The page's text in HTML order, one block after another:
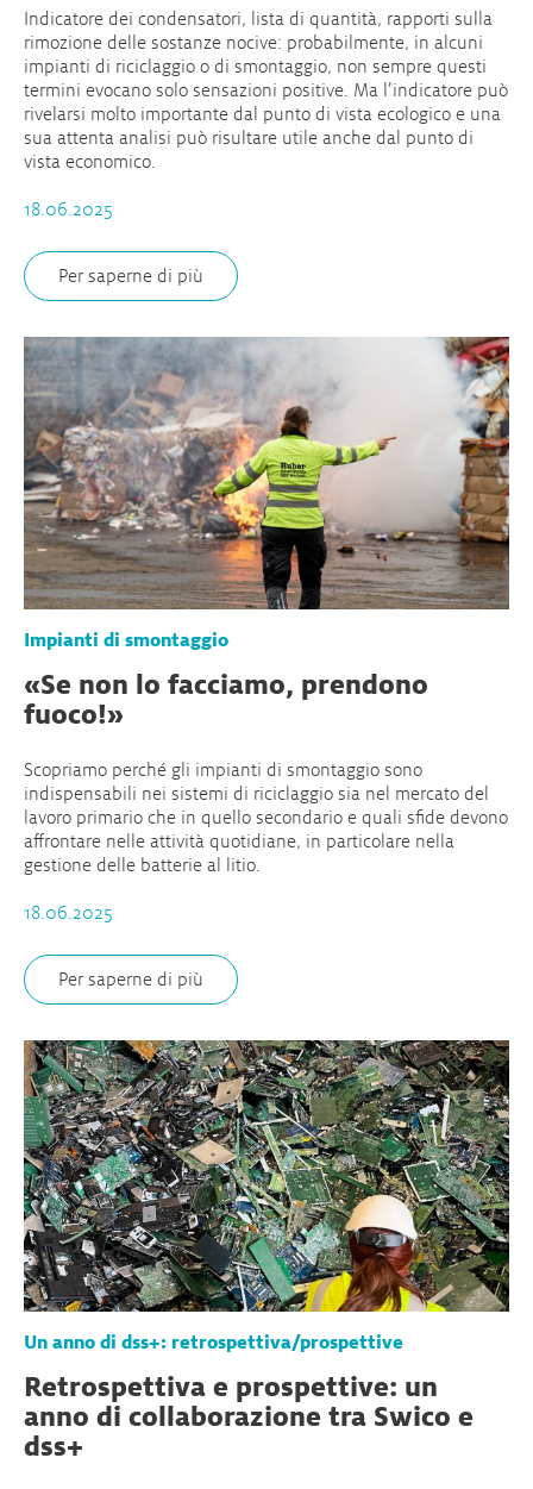
Indicatore dei condensatori, lista di quantità, rapporti sulla
rimozione delle sostanze nocive: probabilmente, in alcuni
impianti di riciclaggio o di smontaggio, non sempre questi
termini evocano solo sensazioni positive. Ma l’indicatore può
rivelarsi molto importante dal punto di vista ecologico e una
sua attenta analisi può risultare utile anche dal punto di
vista economico.
18.06.2025
Per saperne di più
Impianti di smontaggio
«Se non lo facciamo, prendono
fuoco!»
Scopriamo perché gli impianti di smontaggio sono
indispensabili nei sistemi di riciclaggio sia nel mercato del
lavoro primario che in quello secondario e quali sfide devono
affrontare nelle attività quotidiane, in particolare nella
gestione delle batterie al litio.
18.06.2025
Per saperne di più
Un anno di dss+: retrospettiva/prospettive
Retrospettiva e prospettive: un
anno di collaborazione tra Swico e
dss+